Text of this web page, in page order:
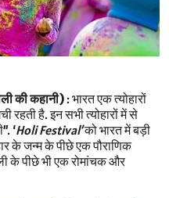
की कहानी) : भारत एक त्योहारों
रहती है. इन सभी त्योहारों में से
‘Holi Festival’को भारत में बड़ी
के जन्म के पीछे एक पौराणिक
के पीछे भी एक रोमांचक और